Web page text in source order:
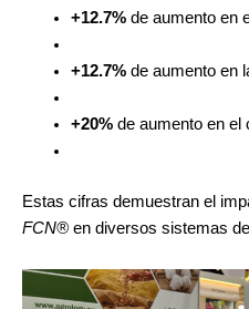
+12.7%de aumento en
+12.7%de aumento en
+20%de aumento en el
Estas cifras demuestran el
FCN® en diversos sistemas